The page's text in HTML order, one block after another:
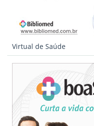
Virtual de Saúde